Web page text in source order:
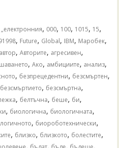
„електронния, 000, 100, 1015, 15,
, Future, Global, IBM, Mаробек,
автор,Авторите, агресивен,
,Ако, амбициите, анализ,
, безпрецедентни, безсмъртен,
безсмъртието, безсмъртна,
, белтъчна, беше, би,
, биологична, биологичната,
, биороботехнически,
, близко, близкото, болестите,
, , , ,